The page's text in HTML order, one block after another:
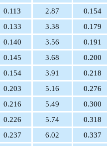
0.113 2.87 0.154
0.133 3.38 0.179
0.140 3.56 0.191
0.145 3.68 0.200
0.154 3.91 0.218
0.203 5.16 0.276
0.216 5.49 0.300
0.226 5.74 0.318
0.237 6.02 0.337